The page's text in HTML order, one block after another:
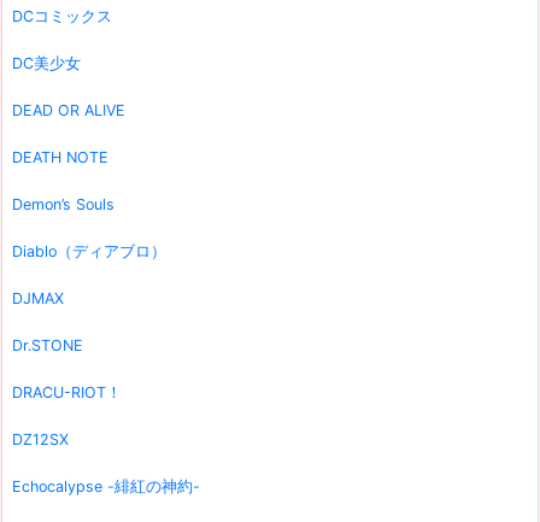
DCコミックス
DC美少女
DEAD OR ALIVE
DEATH NOTE
Demon’s Souls
Diablo（ディアブロ）
DJMAX
Dr.STONE
DRACU-RIOT！
DZ12SX
Echocalypse -緋紅の神約-